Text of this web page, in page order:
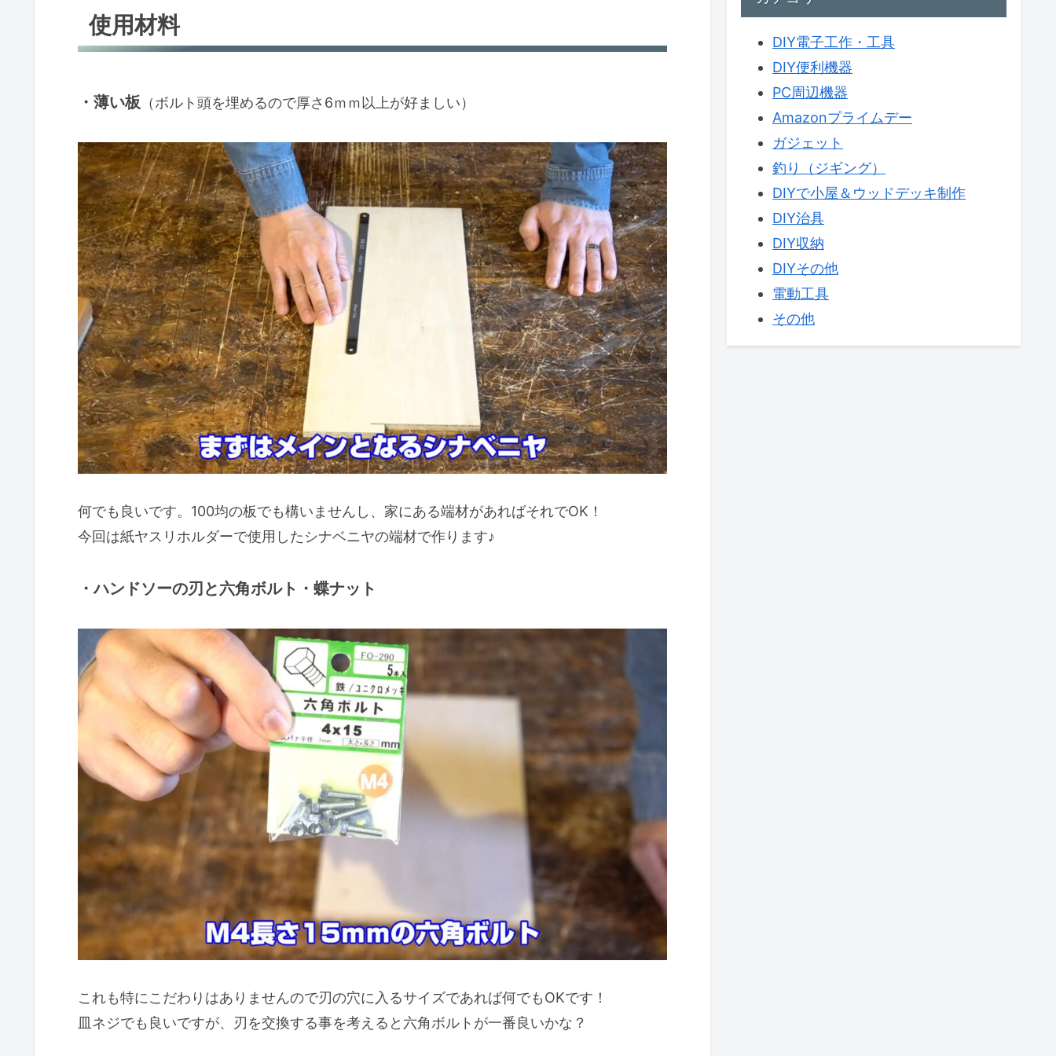
使用材料
・薄い板 （ボルト頭を埋めるので厚さ6ｍｍ以上が好ましい）
何でも良いです。100均の板でも構いませんし、家にある端材があればそれでOK！
今回は紙ヤスリホルダーで使用したシナベニヤの端材で作ります♪
・ハンドソーの刃と六角ボルト・蝶ナット
これも特にこだわりはありませんので刃の穴に入るサイズであれば何でもOKです！
皿ネジでも良いですが、刃を交換する事を考えると六角ボルトが一番良いかな？
DIY電子工作・工具
DIY便利機器
PC周辺機器
Amazonプライムデー
ガジェット
釣り（ジギング）
DIYで小屋＆ウッドデッキ制作
DIY治具
DIY収納
DIYその他
電動工具
その他